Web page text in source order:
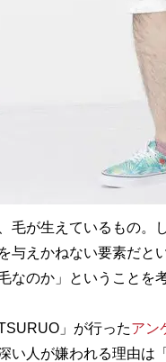
毛が生えているもの。
与えかねない要素だと
なのか」ということ
」が行ったアン
い人が嫌われる理由は